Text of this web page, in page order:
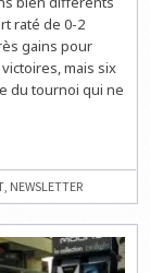
raté de 0-2
gains pour
mais six
du tournoi qui ne
NEWSLETTER